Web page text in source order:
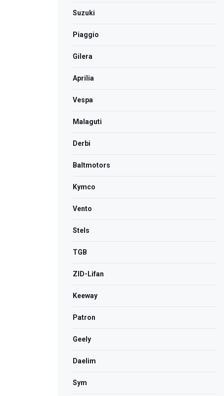
Suzuki
Piaggio
Gilera
Aprilia
Vespa
Malaguti
Derbi
Bаltmotors
Kymco
Vento
Stels
TGB
ZID-Lifan
Keeway
Patron
Geely
Daelim
Sym